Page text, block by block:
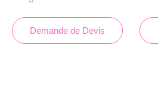
Demande de Devis